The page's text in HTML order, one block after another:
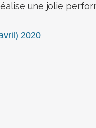
une jolie
2020